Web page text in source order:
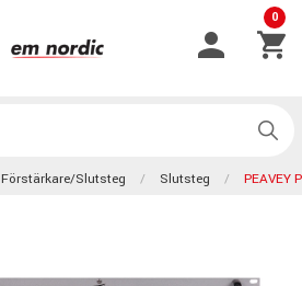
0
Förstärkare/Slutsteg Slutsteg PEAVEY